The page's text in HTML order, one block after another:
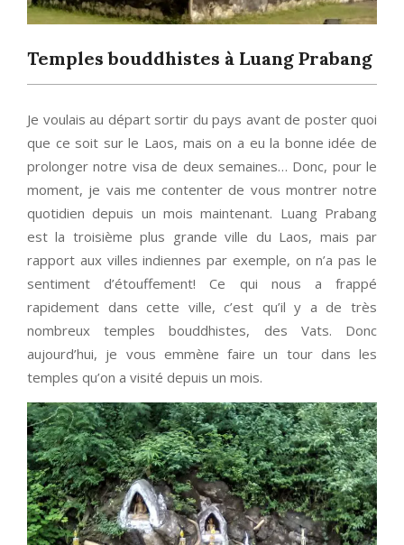
Temples bouddhistes à Luang Prabang
Je voulais au départ sortir du pays avant de poster quoi
que ce soit sur le Laos, mais on a eu la bonne idée de
prolonger notre visa de deux semaines… Donc, pour le
moment, je vais me contenter de vous montrer notre
quotidien depuis un mois maintenant. Luang Prabang
est la troisième plus grande ville du Laos, mais par
rapport aux villes indiennes par exemple, on n’a pas le
sentiment d’étouffement! Ce qui nous a frappé
rapidement dans cette ville, c’est qu’il y a de très
nombreux temples bouddhistes, des Vats. Donc
aujourd’hui, je vous emmène faire un tour dans les
temples qu’on a visité depuis un mois.